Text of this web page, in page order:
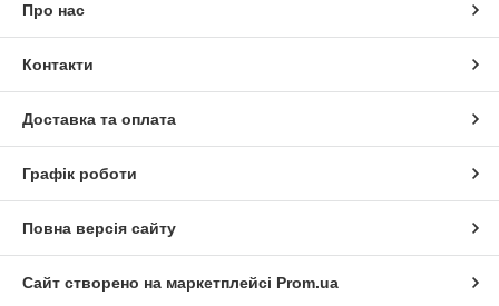
Про нас
Контакти
Доставка та оплата
Графік роботи
Повна версія сайту
Сайт створено на маркетплейсі Prom.ua